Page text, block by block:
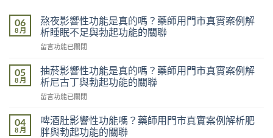
06
8 月
熬夜影響性功能是真的嗎？藥師用門市真實案例解
析睡眠不足與勃起功能的關聯
在
夜
影
響
性
能
是
留言功能已關閉
05
8 月
抽菸影響性功能是真的嗎？藥師用門市真實案例解
析尼古丁與勃起功能的關聯
在
菸
影
留言功能已關閉
04
8 月
啤酒肚影響性功能嗎？藥師用門市真實案例解析肥
胖與勃起功能的關聯